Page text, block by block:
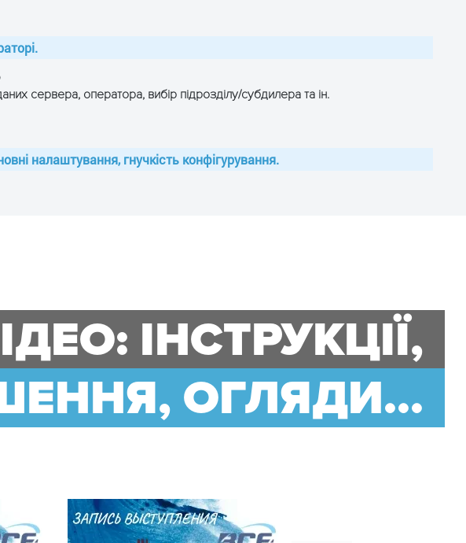
сервера, оператора, вибір підрозділу/субдилера та ін.
налаштування, гнучкість конфігурування.
ІНСТРУКЦІЇ,
ОГЛЯДИ...